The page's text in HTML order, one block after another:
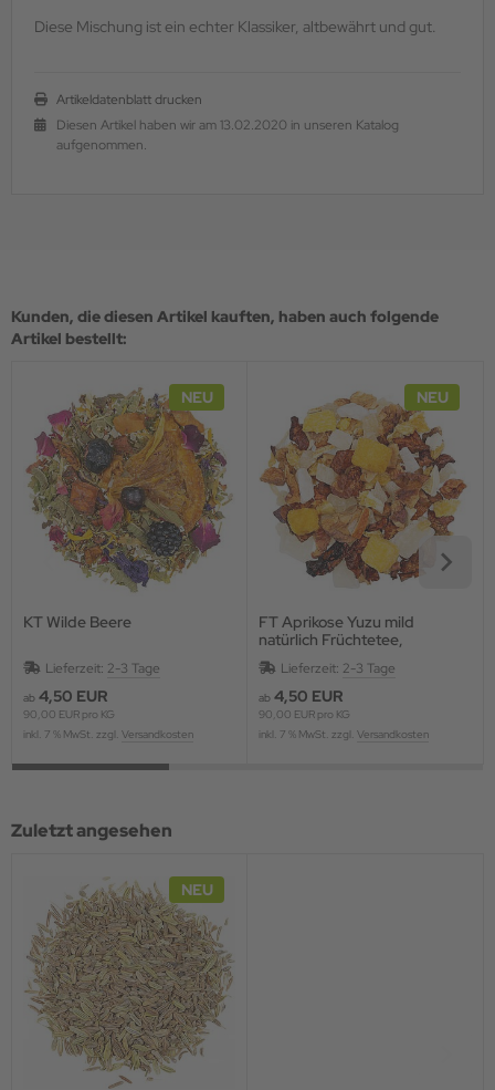
Diese Mischung ist ein echter Klassiker, altbewährt und gut.
Artikeldatenblatt drucken
Diesen Artikel haben wir am 13.02.2020 in unseren Katalog
aufgenommen.
Kunden, die diesen Artikel kauften, haben auch folgende
Artikel bestellt:
NEU
KT Wilde Beere
Lieferzeit: 2-3 Tage
ab 4,50 EUR
90,00 EUR pro KG
inkl. 7 % MwSt. zzgl. Versandkosten
NEU
FT Aprikose Yuzu mild
natürlich Früchtetee,
aromatisiert
Lieferzeit: 2-3 Tage
ab 4,50 EUR
90,00 EUR pro KG
inkl. 7 % MwSt. zzgl. Versandkosten
Zuletzt angesehen
NEU